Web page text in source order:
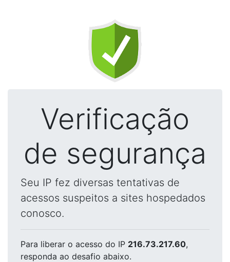
Verificação
de segurança
Seu IP fez diversas tentativas de
acessos suspeitos a sites hospedados
conosco.
Para liberar o acesso do IP 216.73.217.60,
responda ao desafio abaixo.